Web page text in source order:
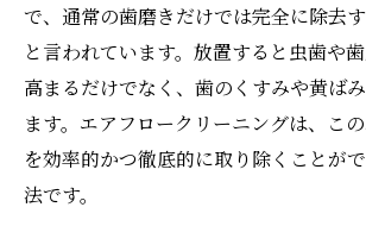
歯科専門家が語るエアフロー
全性
痛み少なく美しさを守るクリーニ
歯科エアフローで痛みを抑
ニング
で、通常の歯磨きだけでは完全に除去
と言われています。放置すると虫歯や
高まるだけでなく、歯のくすみや黄ば
ます。エアフロークリーニングは、こ
を効率的かつ徹底的に取り除くことが
法です。